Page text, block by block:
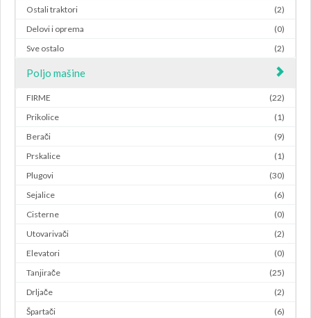
Ostali traktori
(2)
Delovi i oprema
(0)
Sve ostalo
(2)
Poljo mašine
FIRME
(22)
Prikolice
(1)
Berači
(9)
Prskalice
(1)
Plugovi
(30)
Sejalice
(6)
Cisterne
(0)
Utovarivači
(2)
Elevatori
(0)
Tanjirače
(25)
Drljače
(2)
Špartači
(6)